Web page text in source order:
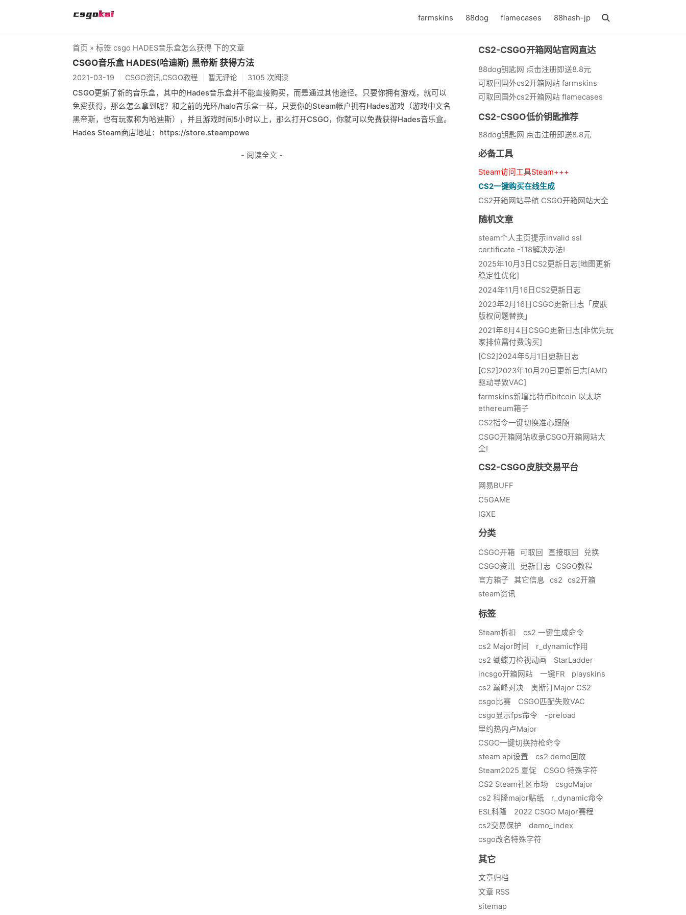
farmskins 88dog flamecases 88hash-jp
首页 » 标签 csgo HADES音乐盒怎么获得 下的文章
CSGO音乐盒 HADES(哈迪斯) 黑帝斯 获得方法
2021-03-19 CSGO资讯,CSGO教程 暂无评论 3105 次阅读
CSGO更新了新的音乐盒，其中的Hades音乐盒并不能直接购买，而是通过其他途径。只要你拥有游戏，就可以
免费获得，那么怎么拿到呢？和之前的光环/halo音乐盒一样，只要你的Steam帐户拥有Hades游戏（游戏中文名
黑帝斯，也有玩家称为哈迪斯），并且游戏时间5小时以上，那么打开CSGO，你就可以免费获得Hades音乐盒。
Hades Steam商店地址：https://store.steampowe
- 阅读全文 -
CS2-CSGO开箱网站官网直达
88dog钥匙网 点击注册即送8.8元
可取回国外cs2开箱网站 farmskins
可取回国外cs2开箱网站 flamecases
CS2-CSGO低价钥匙推荐
88dog钥匙网 点击注册即送8.8元
必备工具
Steam访问工具Steam+++
CS2一键购买在线生成
CS2开箱网站导航 CSGO开箱网站大全
随机文章
steam个人主页提示invalid ssl
certificate -118解决办法!
2025年10月3日CS2更新日志[地图更新
稳定性优化]
2024年11月16日CS2更新日志
2023年2月16日CSGO更新日志「皮肤
版权问题替换」
2021年6月4日CSGO更新日志[非优先玩
家排位需付费购买]
[CS2]2024年5月1日更新日志
[CS2]2023年10月20日更新日志[AMD
驱动导致VAC]
farmskins新增比特币bitcoin 以太坊
ethereum箱子
CS2指令一键切换准心跟随
CSGO开箱网站收录CSGO开箱网站大
全!
CS2-CSGO皮肤交易平台
网易BUFF
C5GAME
IGXE
分类
CSGO开箱 可取回 直接取回
兑换
CSGO资讯
更新日志
CSGO教程
官方箱子
其它信息 cs2
cs2开箱
steam资讯
标签
Steam折扣
cs2 一键生成命令
cs2 Major时间
r_dynamic作用
cs2 蝴蝶刀检视动画
StarLadder
incsgo开箱网站
一键FR
playskins
cs2 巅峰对决
奥斯汀Major CS2
csgo比赛
CSGO匹配失败VAC
csgo显示fps命令
-preload
里约热内卢Major
CSGO一键切换持枪命令
steam api设置
cs2 demo回放
Steam2025 夏促
CSGO 特殊字符
CS2 Steam社区市场
csgoMajor
cs2 科隆major贴纸
r_dynamic命令
ESL科隆
2022 CSGO Major赛程
cs2交易保护
demo_index
csgo改名特殊字符
其它
文章归档
文章 RSS
sitemap